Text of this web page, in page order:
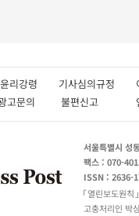
윤리강령 기사심의규정
고문의 불편신고
서울특별시 성
팩스 : 070-
ISSN : 2636-
열린보도원칙
고충처리인